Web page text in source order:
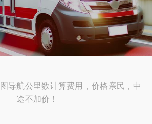
导航公里数计算费用，价格亲民，中
途不加价！